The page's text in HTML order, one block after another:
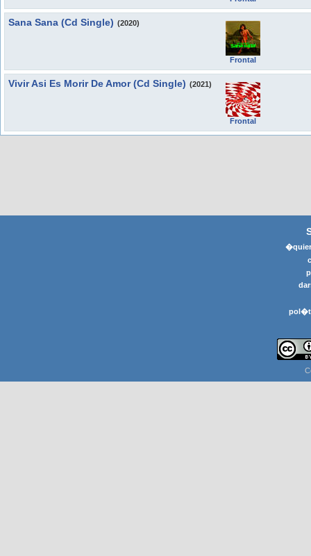
Sana Sana (Cd Single) (2020)
Frontal
Vivir Asi Es Morir De Amor (Cd Single) (2021)
Frontal